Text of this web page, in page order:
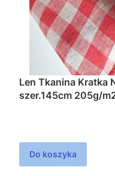
Len Tkanina Kratka
szer.145cm 205g/
Do koszyka